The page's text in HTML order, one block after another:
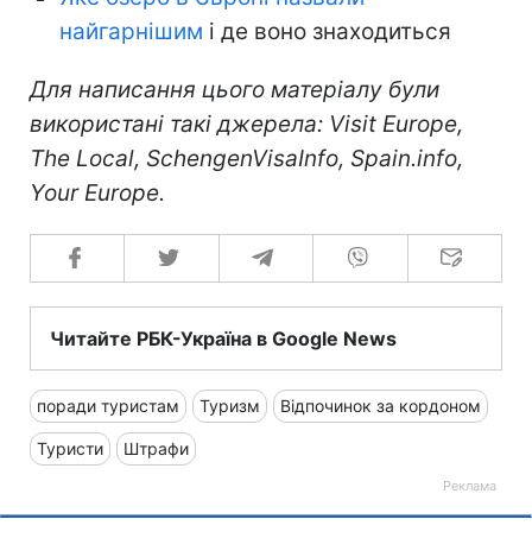
найгарнішим і де воно знаходиться
Для написання цього матеріалу були
використані такі джерела: Visit Europe,
The Local, SchengenVisaInfo, Spain.info,
Your Europe.
Читайте РБК-Україна в Google News
поради туристам Туризм Відпочинок за кордоном
Туристи Штрафи